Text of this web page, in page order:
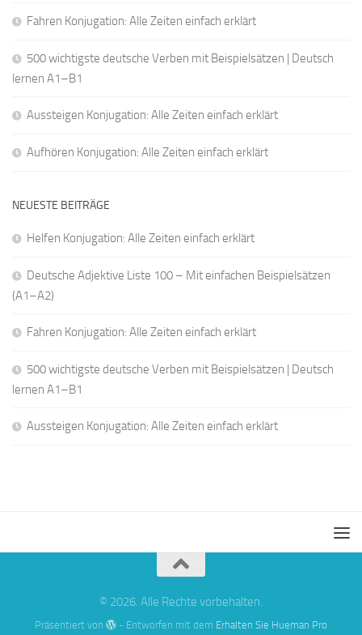
Fahren Konjugation: Alle Zeiten einfach erklärt
500 wichtigste deutsche Verben mit Beispielsätzen | Deutsch
lernen A1–B1
Aussteigen Konjugation: Alle Zeiten einfach erklärt
Aufhören Konjugation: Alle Zeiten einfach erklärt
NEUESTE BEITRÄGE
Helfen Konjugation: Alle Zeiten einfach erklärt
Deutsche Adjektive Liste 100 – Mit einfachen Beispielsätzen
(A1–A2)
Fahren Konjugation: Alle Zeiten einfach erklärt
500 wichtigste deutsche Verben mit Beispielsätzen | Deutsch
lernen A1–B1
Aussteigen Konjugation: Alle Zeiten einfach erklärt
© 2026. Alle Rechte vorbehalten.
Präsentiert von - Entworfen mit dem Erhalten Sie Hueman Pro